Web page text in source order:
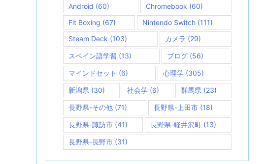
Android (60) Chromebook (60)
Fit Boxing (67) Nintendo Switch(111)
Steam Deck (103) カメラ (29)
スペイン語学習 (13) ブログ (56)
マインドセット (6) 心理学 (305)
新潟県 (30) 社会学(6) 群馬県 (23)
長野県-その他 (71) 長野県-上田市(18)
長野県-諏訪市 (41) 長野県-軽井沢町 (13)
長野県-長野市 (31)